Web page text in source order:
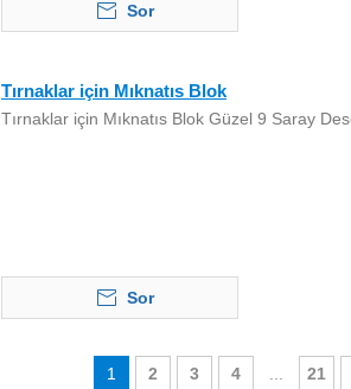
Sor
Tırnaklar için Mıknatıs Blok
Tırnaklar için Mıknatıs Blok Güzel 9 Saray
Sor
1 2 3 4 21